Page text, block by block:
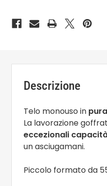
Descrizione
Telo monouso in
La lavorazione
eccezionali
un asciugamani.
Piccolo formato da